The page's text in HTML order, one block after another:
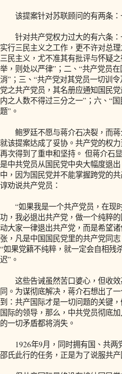
该提案针对苏联顾问的有两条：
针对共产党权力过大的有六条：
实行三民主义之工作，更不许对总
三民主义，尤不准其有批评与怀疑
举，则处以严律”；二、“共产党员
消”；三、“共产党对其党员一切训
党之共产党员，其名册应通知国民
内之人数不得过三分之一”；六、“
题”。
鲍罗廷不愿与蒋介石决裂，而蒋
就该提案达成了妥协。共产党的权
再次得到了重申和坚持。 但蒋介石
是中共党员从国民党中央大幅度退
中，因为国民党并不能掌握跨党的
谆劝说共产党员：
“如果我是一个共产党员，在现
功，我必退出共产党，做一个纯粹
动大家一律退出共产党，而是希望
张，凡是中国国民党里的共产党同
“如果党籍不纯粹，就一定会自相残
迟”。
这些告诫虽然苦口婆心，但收效
同。为谋彻底解决，蒋介石想出了
到：共产国际才是一切问题的关键
国际的领导，那么，中共党员彻底
的一切矛盾都将消失。
1926年9月，同时拥有国、共两
邵氏此行的任务，正是为了说服共